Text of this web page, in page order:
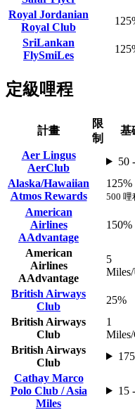
Royal Jordanian
Royal Club
SriLankan
FlySmiLes
定級哩程
計畫
限
制
基
Aer Lingus
AerClub
50
Alaska/Hawaiian
Atmos Rewards
125%
500 哩
American
Airlines
AAdvantage
150%
American
Airlines
AAdvantage
5
British Airways
Club
25%
British Airways
Club
1
British Airways
Club
Cathay Marco
Polo Club / Asia
Miles
15